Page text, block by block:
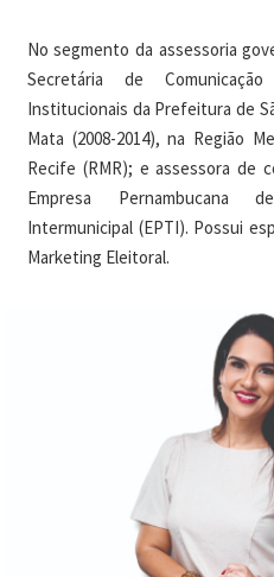
No segmento da assessoria
Secretária de
Institucionais da Prefeitura de
Mata (2008-2014), na Região
Recife (RMR); e assessora de
Empresa Pernambucana
Intermunicipal (EPTI). Possui
Marketing Eleitoral.